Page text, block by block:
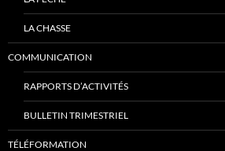
LA CHASSE
COMMUNICATION
RAPPORTS D’ACTIVITÉS
BULLETIN TRIMESTRIEL
TÉLÉFORMATION